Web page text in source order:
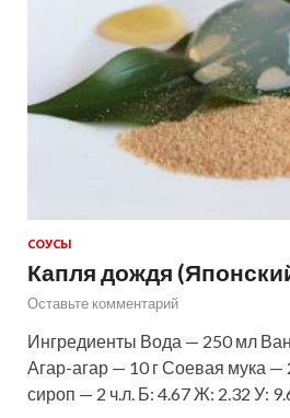
СОУСЫ
Капля дождя
Оставьте комментарий
Ингредиенты Вода — 250 мл
Агар-агар — 10 г Соевая мука —
сироп — 2 ч.л. Б: 4.67 Ж: 2.32 У: